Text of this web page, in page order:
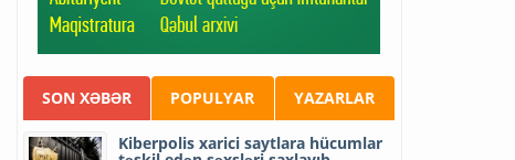
SON XƏBƏR POPULYAR YAZARLAR
Kiberpolis xarici saytlara hücumlar